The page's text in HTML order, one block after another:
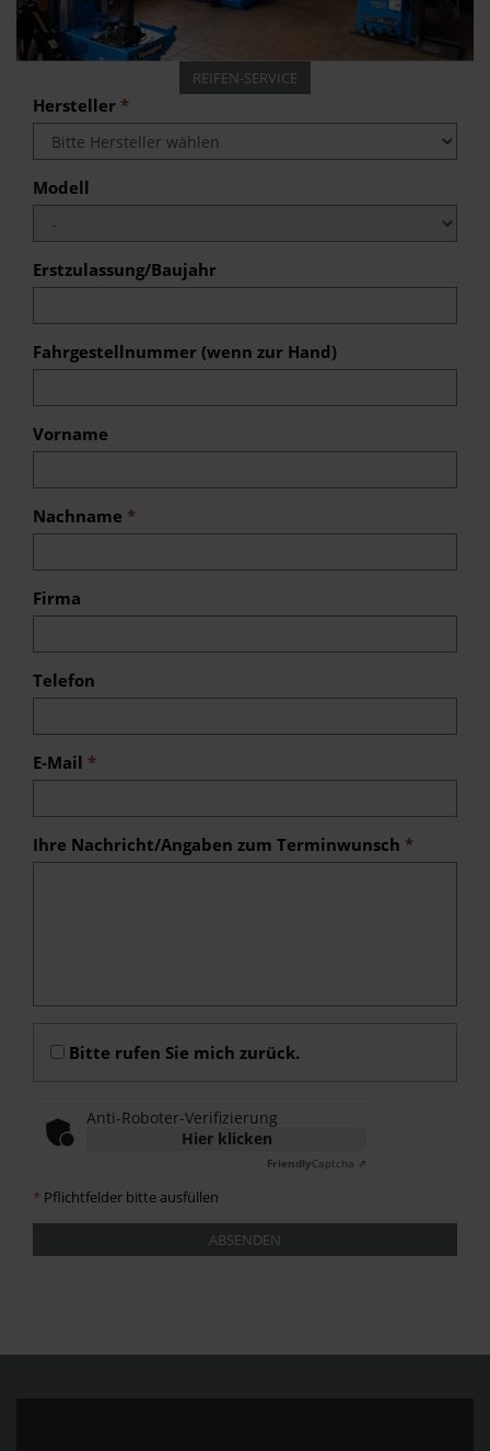
REIFEN-SERVICE
Hersteller *
Modell
Erstzulassung/Baujahr
Fahrgestellnummer (wenn zur Hand)
Vorname
Nachname *
Firma
Telefon
E-Mail *
Ihre Nachricht/Angaben zum Terminwunsch *
Bitte rufen Sie mich zurück.
Anti-Roboter-Verifizierung
Hier klicken
FriendlyCaptcha ⇗
* Pflichtfelder bitte ausfüllen
ABSENDEN